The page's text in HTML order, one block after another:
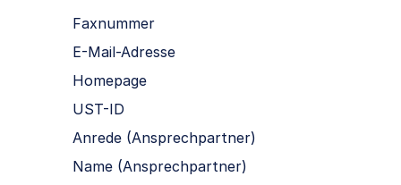
Faxnummer
E-Mail-Adresse
Homepage
UST-ID
Anrede (Ansprechpartner)
Name (Ansprechpartner)